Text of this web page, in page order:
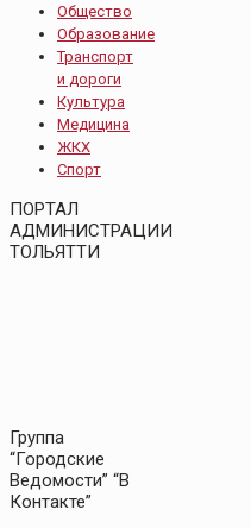
Общество
Образование
Транспорт
и дороги
Культура
Медицина
ЖКХ
Спорт
ПОРТАЛ
АДМИНИСТРАЦИИ
ТОЛЬЯТТИ
Группа
“Городские
Ведомости” “В
Контакте”